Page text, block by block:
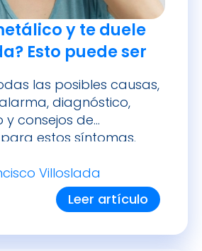
y te duele
Esto puede ser
las posibles causas,
diagnóstico,
consejos de
estos síntomas.
Villoslada
Leer artículo